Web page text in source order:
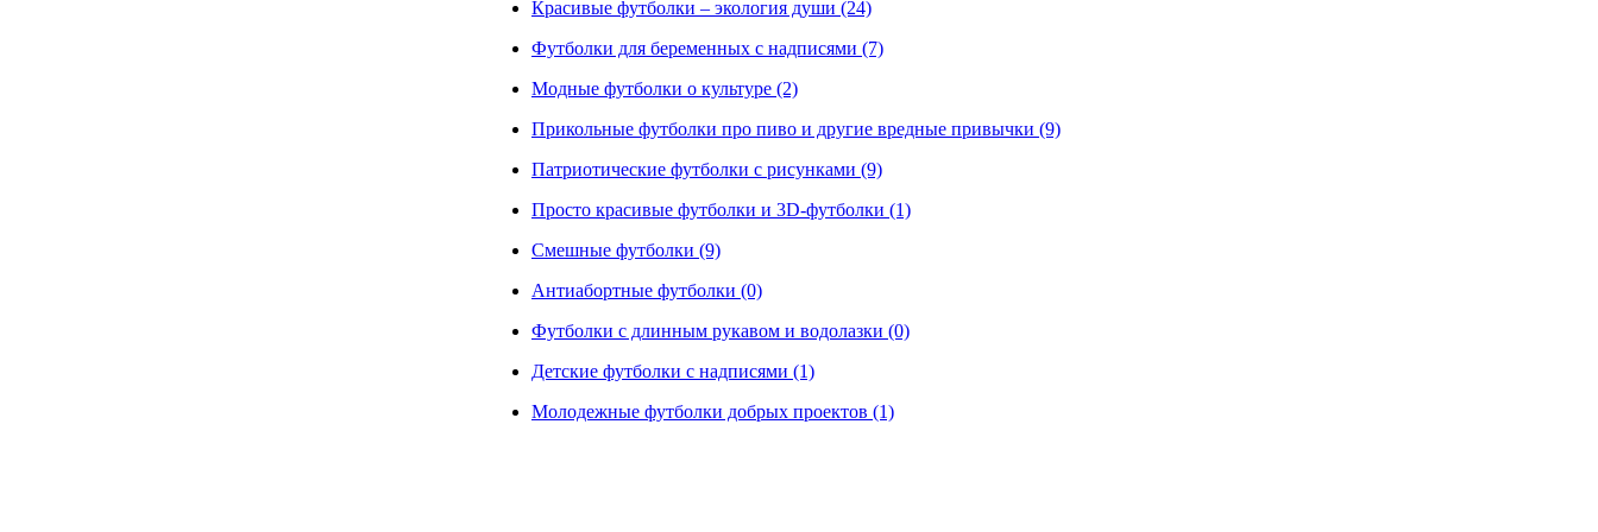
Красивые футболки – экология души (24)
Футболки для беременных с надписями (7)
Модные футболки о культуре (2)
Прикольные футболки про пиво и другие вредные привычки (9)
Патриотические футболки с рисунками (9)
Просто красивые футболки и 3D-футболки (1)
Смешные футболки (9)
Антиабортные футболки (0)
Футболки с длинным рукавом и водолазки (0)
Детские футболки с надписями (1)
Молодежные футболки добрых проектов (1)